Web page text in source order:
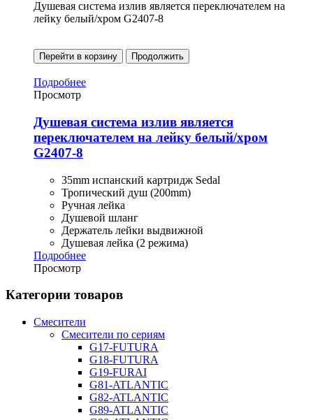
Душевая система излив является переключателем на
лейку белый/хром G2407-8
Перейти в корзину Продолжить
Подробнее
Просмотр
Душевая система излив является
переключателем на лейку белый/хром
G2407-8
35mm испанский картридж Sedal
Тропический душ (200mm)
Ручная лейка
Душевой шланг
Держатель лейки выдвижной
Душевая лейка (2 режима)
Подробнее
Просмотр
Категории товаров
Смесители
Смесители по сериям
G17-FUTURA
G18-FUTURA
G19-FURAI
G81-ATLANTIC
G82-ATLANTIC
G89-ATLANTIC